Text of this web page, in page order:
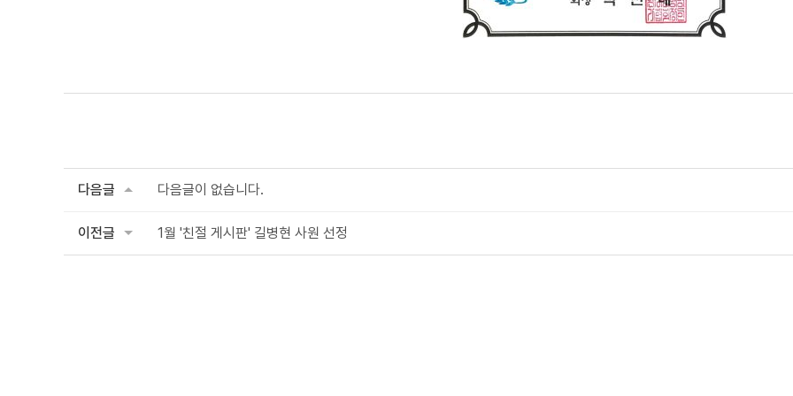
다음글 다음글이 없습니다.
이전글 1월 '친절 게시판' 길병현 사원 선정